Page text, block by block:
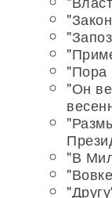
"Пора
"Он
"В